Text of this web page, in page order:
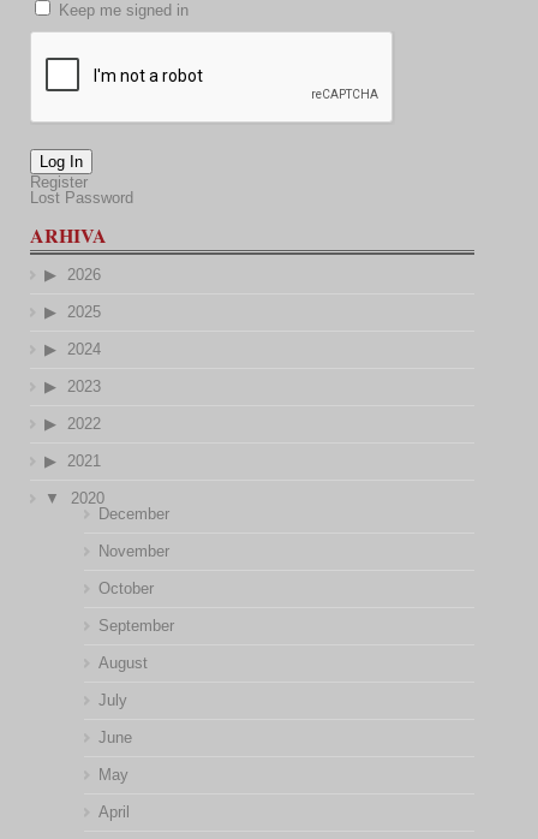
Keep me signed in
Log In
Register
Lost Password
ARHIVA
2026
2025
2024
2023
2022
2021
2020
December
November
October
September
August
July
June
May
April